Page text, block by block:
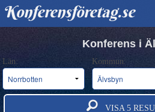
Konferensföretag.se
HITTA KONFERENS
BOKA KONFERENS
OM OSS
Konferens i
Län: Kommun:
VISA 5